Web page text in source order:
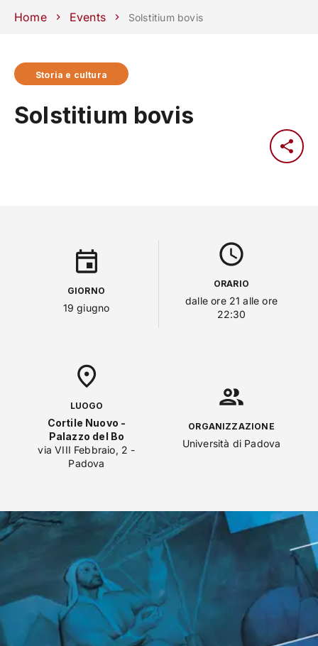
Scuole Dipartimenti Centri Sostieni
phone mail search IT
RICERCA
IMPRESE E IMPATTO
Home Events Solstitium bovis
Storia e cultura
Solstitium bovis
GIORNO
19 giugno
ORARIO
dalle ore 21 alle ore
22:30
LUOGO
Cortile Nuovo -
Palazzo del Bo
via VIII Febbraio, 2 -
Padova
ORGANIZZAZIONE
Università di Padova